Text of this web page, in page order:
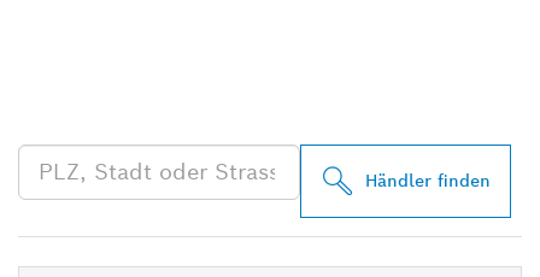
Händler finden